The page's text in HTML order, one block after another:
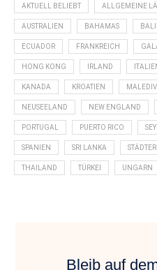
AKTUELL BELIEBT ALLGEMEINE
AUSTRALIEN BAHAMAS BALI
ECUADOR FRANKREICH
HONG KONG IRLAND
KANADA KROATIEN
NEUSEELAND NEW ENGLAND
PORTUGAL PUERTO RICO
SPANIEN SRI LANKA
THAILAND TÜRKEI UNGARN
Bleib auf